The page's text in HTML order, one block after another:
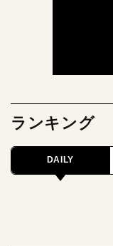
ランキング
DAILY